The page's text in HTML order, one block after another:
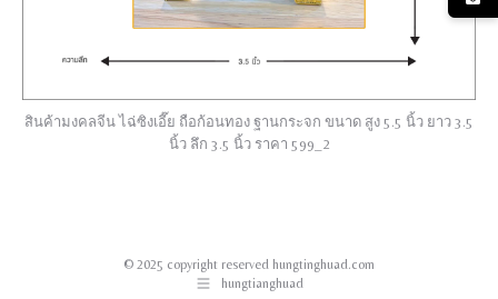
สินค้ามงคลจีน ไฉ่ซิงเอี๊ย ถือก้อนทอง ฐานกระจก ขนาด สูง 5.5 นิ้ว ยาว 3.5
นิ้ว ลึก 3.5 นิ้ว ราคา 599_2
© 2025 copyright reserved hungtinghuad.com
hungtianghuad